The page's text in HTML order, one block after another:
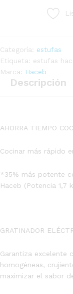
Categoría: estufas
Etiqueta: estufas
Marca: Haceb
Descripción
AHORRA TIEMPO
Cocinar más rápido
*35% más potente
Haceb (Potencia 1,7
GRATINADOR
Garantiza excelente
homogéneas,
maximizar el sabor